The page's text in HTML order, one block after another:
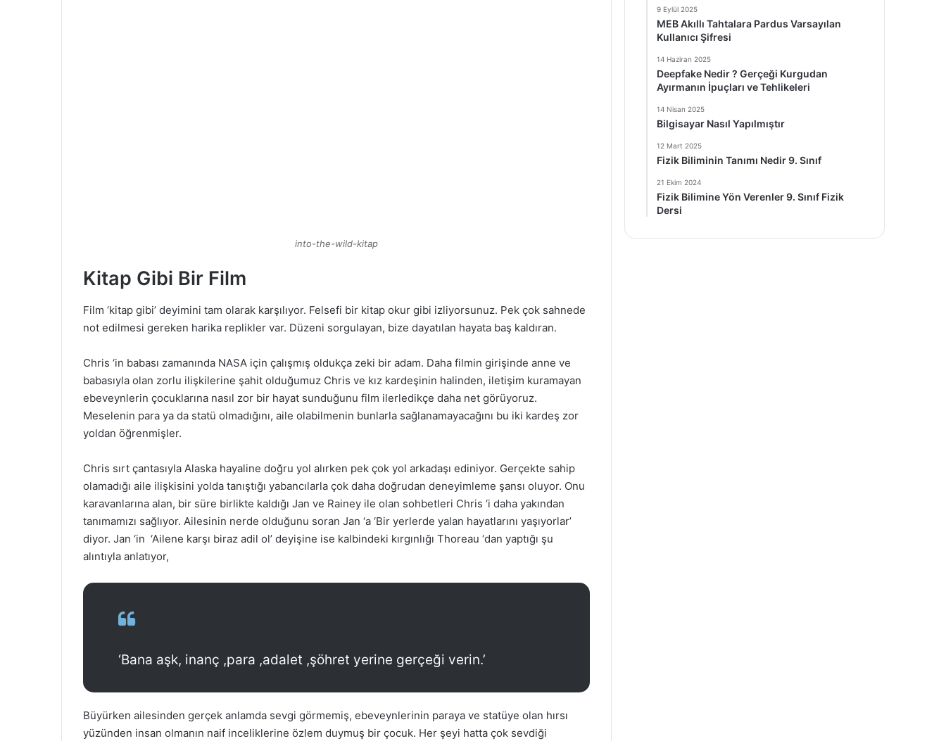
into-the-wild-kitap
Kitap Gibi Bir Film
Film ‘kitap gibi’ deyimini tam olarak karşılıyor. Felsefi bir kitap okur gibi izliyorsunuz. Pek çok sahnede
not edilmesi gereken harika replikler var. Düzeni sorgulayan, bize dayatılan hayata baş kaldıran.
Chris ‘in babası zamanında NASA için çalışmış oldukça zeki bir adam. Daha filmin girişinde anne ve
babasıyla olan zorlu ilişkilerine şahit olduğumuz Chris ve kız kardeşinin halinden, iletişim kuramayan
ebeveynlerin çocuklarına nasıl zor bir hayat sunduğunu film ilerledikçe daha net görüyoruz.
Meselenin para ya da statü olmadığını, aile olabilmenin bunlarla sağlanamayacağını bu iki kardeş zor
yoldan öğrenmişler.
Chris sırt çantasıyla Alaska hayaline doğru yol alırken pek çok yol arkadaşı ediniyor. Gerçekte sahip
olamadığı aile ilişkisini yolda tanıştığı yabancılarla çok daha doğrudan deneyimleme şansı oluyor. Onu
karavanlarına alan, bir süre birlikte kaldığı Jan ve Rainey ile olan sohbetleri Chris ‘i daha yakından
tanımamızı sağlıyor. Ailesinin nerde olduğunu soran Jan ‘a ‘Bir yerlerde yalan hayatlarını yaşıyorlar’
diyor. Jan ‘in ‘Ailene karşı biraz adil ol’ deyişine ise kalbindeki kırgınlığı Thoreau ‘dan yaptığı şu
alıntıyla anlatıyor,
‘Bana aşk, inanç ,para ,adalet ,şöhret yerine gerçeği verin.’
Büyürken ailesinden gerçek anlamda sevgi görmemiş, ebeveynlerinin paraya ve statüye olan hırsı
yüzünden insan olmanın naif inceliklerine özlem duymuş bir çocuk. Her şeyi hatta çok sevdiği
9 Eylül 2025
MEB Akıllı Tahtalara Pardus Varsayılan
Kullanıcı Şifresi
14 Haziran 2025
Deepfake Nedir ? Gerçeği Kurgudan
Ayırmanın İpuçları ve Tehlikeleri
14 Nisan 2025
Bilgisayar Nasıl Yapılmıştır
12 Mart 2025
Fizik Biliminin Tanımı Nedir 9. Sınıf
21 Ekim 2024
Fizik Bilimine Yön Verenler 9. Sınıf Fizik
Dersi